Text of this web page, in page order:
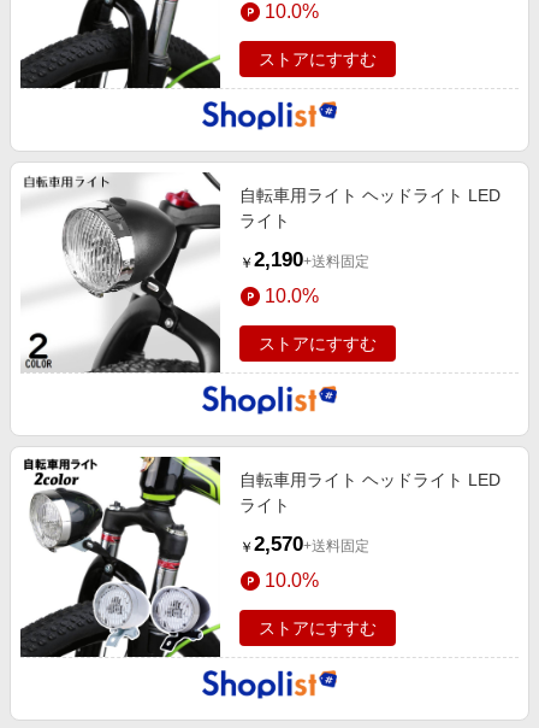
10.0%
ストアにすすむ
自転車用ライト ヘッドライト LED
ライト
￥ 2,190+送料固定
10.0%
ストアにすすむ
自転車用ライト ヘッドライト LED
ライト
￥ 2,570+送料固定
10.0%
ストアにすすむ